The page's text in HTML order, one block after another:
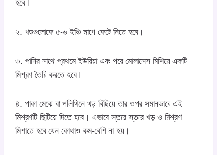
হবে।
২. খড়গুলোকে ৫-৬ ইঞ্চি মাপে কেটে নিতে হবে।
৩. পানির সাথে প্রথমে ইউরিয়া এবং পরে মোলাসেস মিশিয়ে একটি
মিশ্রণ তৈরি করতে হবে।
৪. পাকা মেঝে বা পলিথিনে খড় বিছিয়ে তার ওপর সমানভাবে এই
মিশ্রণটি ছিটিয়ে দিতে হবে। এভাবে স্তরে স্তরে খড় ও মিশ্রণ
মিশাতে হবে যেন কোথাও কম-বেশি না হয়।